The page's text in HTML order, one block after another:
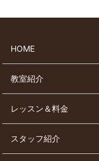
HOME
教室紹介
レッスン＆料金
スタッフ紹介